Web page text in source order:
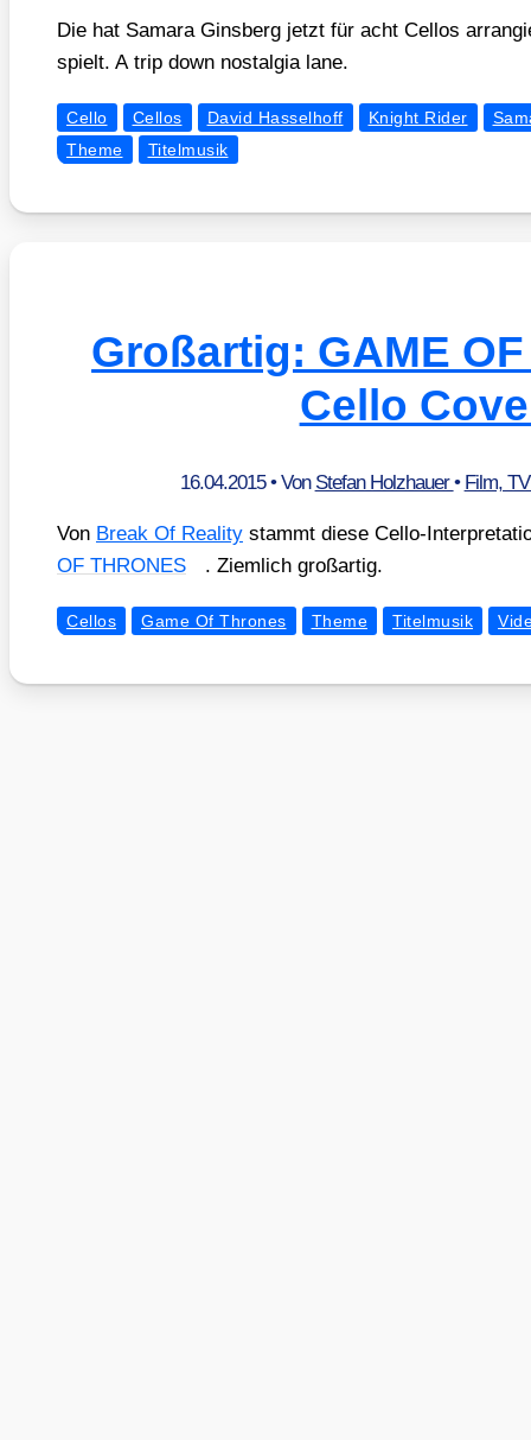
Die hat Sama­ra Gins­berg jetzt für acht Cel­los
spielt. A trip down nost­al­gia lane.
Cello Cellos David Hasselhoff Knight Rider
Theme
Titelmusik
Großartig: GAME
Cello
16.04.2015• Von Stefan Holzhauer• Film,
Von Break Of Rea­li­ty stammt die­se Cel­lo-
OF THRONES
. Ziem­lich groß­ar­tig.
Cellos Game Of Thrones Theme Titelmusik